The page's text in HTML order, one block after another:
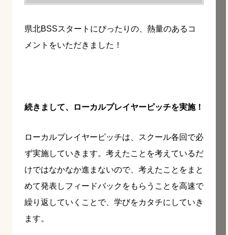
県北BSSスタートにぴったりの、熱量のあるコ
メントをいただきました！
続きまして、ローカルプレイヤーピッチを実施！
ローカルプレイヤーピッチは、スクール各回で必
ず実施していきます。考えたことを考えているだ
けではなかなか進まないので、考えたことをまと
めて発表しフィードバックをもらうことを高速で
繰り返していくことで、学びをカタチにしていき
ます。